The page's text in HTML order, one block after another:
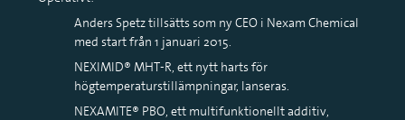
Anders Spetz tillsätts som ny CEO i Nexam Chemical
med start från 1 januari 2015.
NEXIMID® MHT-R, ett nytt harts för
högtemperaturstillämpningar, lanseras.
NEXAMITE® PBO, ett multifunktionellt additiv,